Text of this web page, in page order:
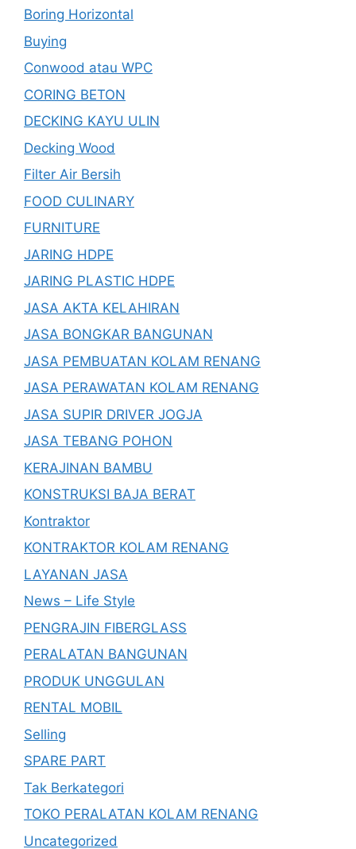
Boring Horizontal
Buying
Conwood atau WPC
CORING BETON
DECKING KAYU ULIN
Decking Wood
Filter Air Bersih
FOOD CULINARY
FURNITURE
JARING HDPE
JARING PLASTIC HDPE
JASA AKTA KELAHIRAN
JASA BONGKAR BANGUNAN
JASA PEMBUATAN KOLAM RENANG
JASA PERAWATAN KOLAM RENANG
JASA SUPIR DRIVER JOGJA
JASA TEBANG POHON
KERAJINAN BAMBU
KONSTRUKSI BAJA BERAT
Kontraktor
KONTRAKTOR KOLAM RENANG
LAYANAN JASA
News – Life Style
PENGRAJIN FIBERGLASS
PERALATAN BANGUNAN
PRODUK UNGGULAN
RENTAL MOBIL
Selling
SPARE PART
Tak Berkategori
TOKO PERALATAN KOLAM RENANG
Uncategorized